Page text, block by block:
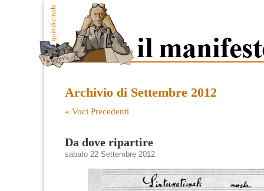
Archivio di Settembre 2012
« Voci Precedenti
Da dove ripartire
sabato 22 Settembre 2012